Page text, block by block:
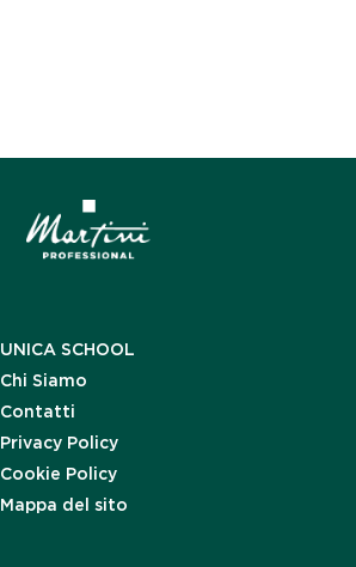
UNICA SCHOOL
Chi Siamo
Contatti
Privacy Policy
Cookie Policy
Mappa del sito